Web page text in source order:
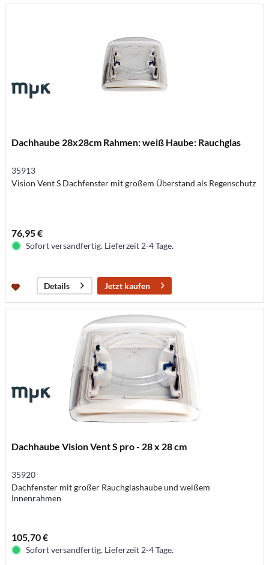
Dachhaube 28x28cm Rahmen: weiß Haube: Rauchglas
35913
Vision Vent S Dachfenster mit großem Überstand als Regenschutz
76,95 €
Sofort versandfertig. Lieferzeit 2-4 Tage.
Details Jetzt kaufen
Dachhaube Vision Vent S pro - 28 x 28 cm
35920
Dachfenster mit großer Rauchglashaube und weißem
Innenrahmen
105,70 €
Sofort versandfertig. Lieferzeit 2-4 Tage.